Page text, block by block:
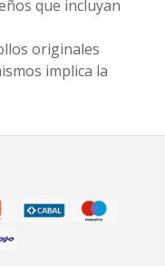
que incluyan
originales
implica la